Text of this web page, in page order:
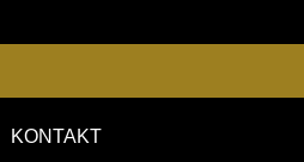
KONTAKT